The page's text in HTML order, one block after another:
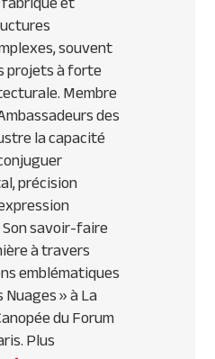
souvent
projets à forte
Membre
des
la capacité
précision
savoir-faire
à travers
emblématiques
Nuages » à La
du Forum
Plus